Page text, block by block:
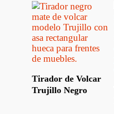
Leer Más
Tirador de Volcar
Trujillo Negro